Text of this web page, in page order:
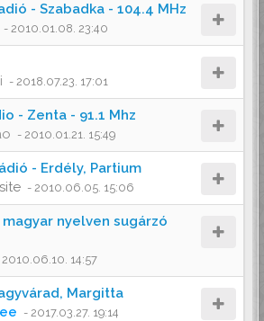
- Szabadka - 104.4 MHz
- 2010.01.08. 23:40
- 2018.07.23. 17:01
- Zenta - 91.1 Mhz
- 2010.01.21. 15:49
- Erdély, Partium
- 2010.06.05. 15:06
magyar nyelven sugárzó
2010.06.10. 14:57
Margitta
- 2017.03.27. 19:14